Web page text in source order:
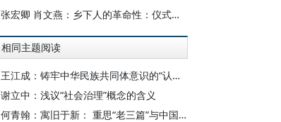
张宏卿 肖文燕：乡下人的革命性：仪式小农与革命“在场”
相同主题阅读
王江成：铸牢中华民族共同体意识的“认同价值”分析
谢立中：浅议“社会治理”概念的含义
何青翰：寓旧于新： 重思“老三篇”与中国传统政治文化的对话